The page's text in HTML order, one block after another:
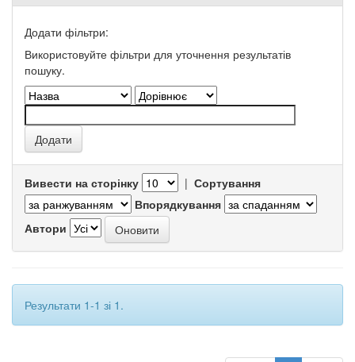
Додати фільтри:
Використовуйте фільтри для уточнення результатів
пошуку.
Вивести на сторінку | Сортування
Впорядкування
Автори
Результати 1-1 зі 1.